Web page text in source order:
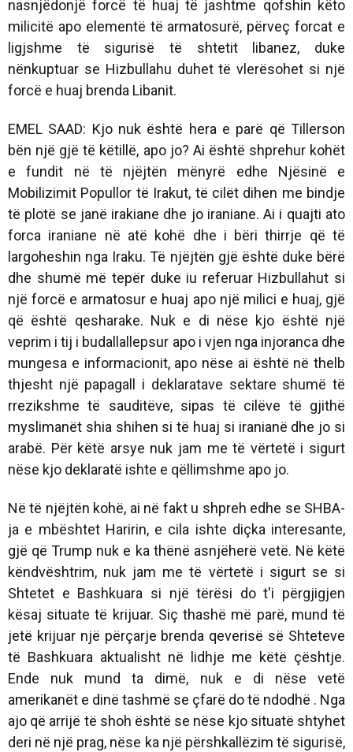
nasnjëdonjë forcë të huaj të jashtme qofshin këto
milicitë apo elementë të armatosurë, përveç forcat e
ligjshme të sigurisë të shtetit libanez, duke
nënkuptuar se Hizbullahu duhet të vlerësohet si një
forcë e huaj brenda Libanit.
EMEL SAAD: Kjo nuk është hera e parë që Tillerson
bën një gjë të këtillë, apo jo? Ai është shprehur kohët
e fundit në të njëjtën mënyrë edhe Njësinë e
Mobilizimit Popullor të Irakut, të cilët dihen me bindje
të plotë se janë irakiane dhe jo iraniane. Ai i quajti ato
forca iraniane në atë kohë dhe i bëri thirrje që të
largoheshin nga Iraku. Të njëjtën gjë është duke bërë
dhe shumë më tepër duke iu referuar Hizbullahut si
një forcë e armatosur e huaj apo një milici e huaj, gjë
që është qesharake. Nuk e di nëse kjo është një
veprim i tij i budallallepsur apo i vjen nga injoranca dhe
mungesa e informacionit, apo nëse ai është në thelb
thjesht një papagall i deklaratave sektare shumë të
rrezikshme të sauditëve, sipas të cilëve të gjithë
myslimanët shia shihen si të huaj si iranianë dhe jo si
arabë. Për këtë arsye nuk jam me të vërtetë i sigurt
nëse kjo deklaratë ishte e qëllimshme apo jo.
Në të njëjtën kohë, ai në fakt u shpreh edhe se SHBA-
ja e mbështet Haririn, e cila ishte diçka interesante,
gjë që Trump nuk e ka thënë asnjëherë vetë. Në këtë
këndvështrim, nuk jam me të vërtetë i sigurt se si
Shtetet e Bashkuara si një tërësi do t'i përgjigjen
kësaj situate të krijuar. Siç thashë më parë, mund të
jetë krijuar një përçarje brenda qeverisë së Shteteve
të Bashkuara aktualisht në lidhje me këtë çështje.
Ende nuk mund ta dimë, nuk e di nëse vetë
amerikanët e dinë tashmë se çfarë do të ndodhë . Nga
ajo që arrijë të shoh është se nëse kjo situatë shtyhet
deri në një prag, nëse ka një përshkallëzim të sigurisë,